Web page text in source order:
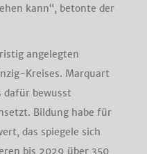
kann“, betonte der
angelegten
Kreises. Marquart
dafür bewusst
Bildung habe für
das spiegele sich
bis 2029 über 350